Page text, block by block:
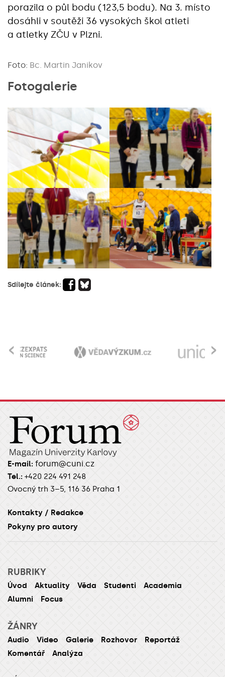
porazila o půl bodu (123,5 bodu). Na 3. místo
dosáhli v soutěži 36 vysokých škol atleti
a atletky ZČU v Plzni.
Foto: Bc. Martin Janikov
Fotogalerie
Sdílejte článek:
›
‹
E-mail: forum@cuni.cz
Tel.: +420 224 491 248
Ovocný trh 3–5, 116 36 Praha 1
Kontakty / Redakce
Pokyny pro autory
RUBRIKY
Úvod Aktuality Věda Studenti
Academia
Alumni
Focus
ŽÁNRY
Audio Video Galerie Rozhovor
Reportáž
Komentář
Analýza